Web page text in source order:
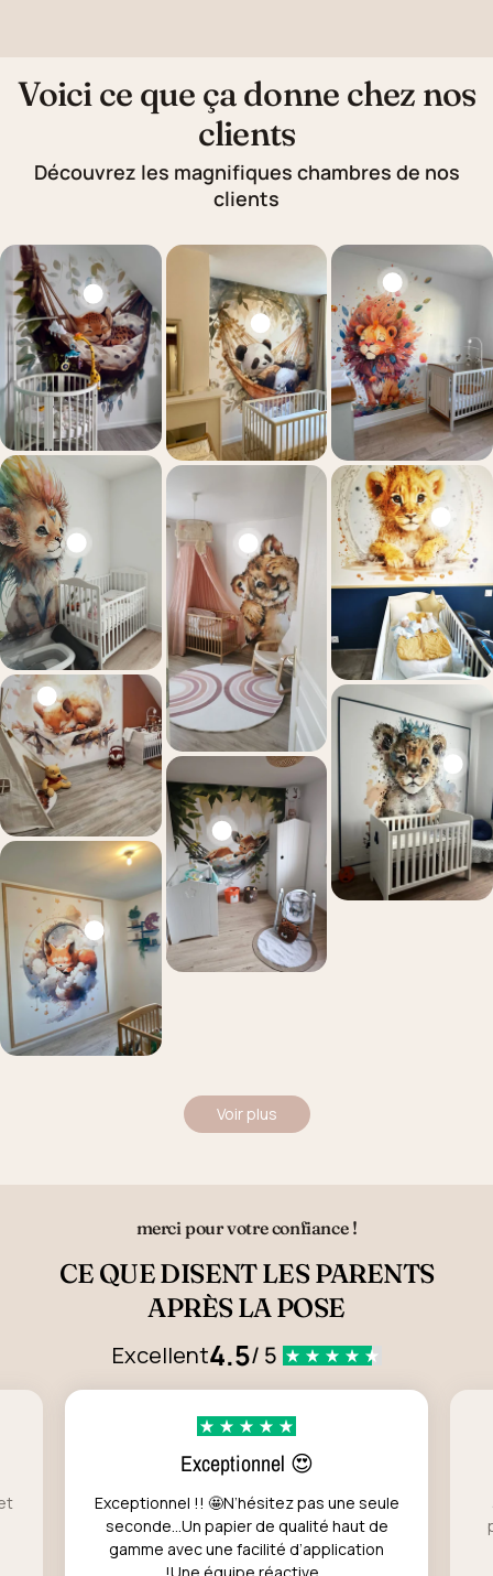
Voici ce que ça donne chez nos
clients
Découvrez les magnifiques chambres de nos
clients
Voir plus
merci pour votre confiance !
CE QUE DISENT LES PARENTS
APRÈS LA POSE
Excellent4.5/ 5
Exceptionnel 😍
Exceptionnel !! 🤩N’hésitez pas une seule
seconde…Un papier de qualité haut de
gamme avec une facilité d’application